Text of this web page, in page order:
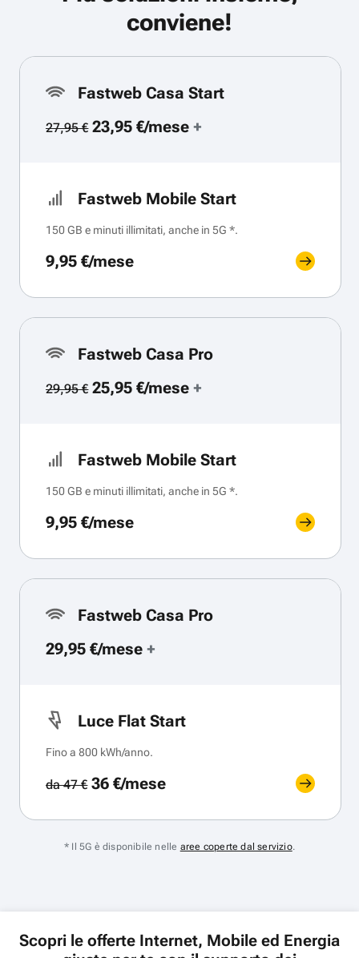
conviene!
Fastweb Casa Start
27,95 €23,95 €/mese+
Fastweb Mobile Start
150 GB e minuti illimitati, anche in 5G *.
9,95 €/mese
Fastweb Casa Pro
29,95 €25,95 €/mese+
Fastweb Mobile Start
150 GB e minuti illimitati, anche in 5G *.
9,95 €/mese
Fastweb Casa Pro
29,95 €/mese +
Luce Flat Start
Fino a 800 kWh/anno.
da 47 €36 €/mese
* Il 5G è disponibile nelle aree coperte dal servizio.
Scopri le offerte Internet, Mobile ed Energia